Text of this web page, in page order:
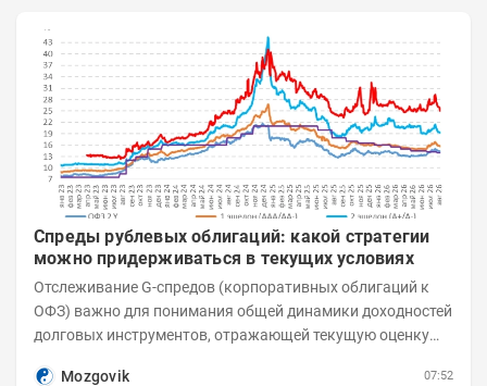
Спреды рублевых облигаций: какой стратегии
можно придерживаться в текущих условиях
Отслеживание G-спредов (корпоративных облигаций к
ОФЗ) важно для понимания общей динамики доходностей
долговых инструментов, отражающей текущую оценку
Mozgovik
07:52